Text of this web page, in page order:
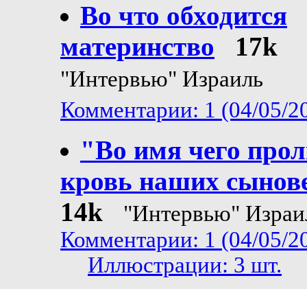
Во что обходится
материнство
17k
"Интервью" Израиль
Комментарии: 1 (04/05/
"Во имя чего
кровь наших
14k
"Интервью"
Комментарии: 1 (04/05/
Иллюстрации: 3 шт.